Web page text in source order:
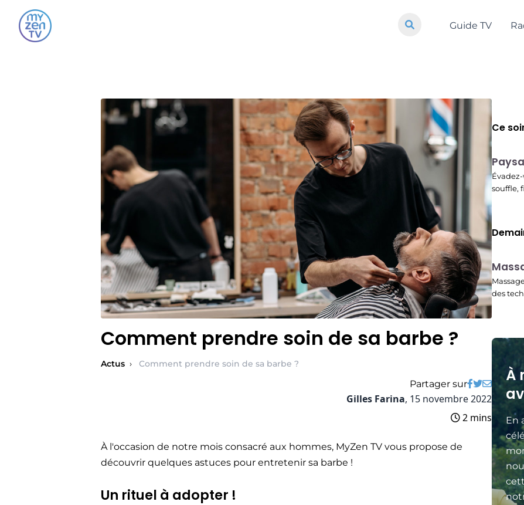
Guide TV
Comment prendre soin de sa barbe ?
Actus › Comment prendre soin de sa barbe ?
Partager sur
Gilles Farina, 15 novembre 2022
2 mins
À l'occasion de notre mois consacré aux hommes, MyZen TV vous propose de
découvrir quelques astuces pour entretenir sa barbe !
Un rituel à adopter !
Ce
22:37
souffle,
22:45
des
À
En